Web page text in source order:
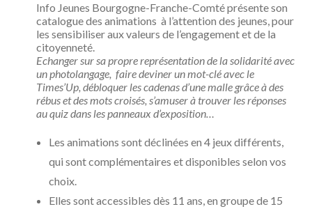
Info Jeunes Bourgogne-Franche-Comté présente son
catalogue des animations à l’attention des jeunes, pour
les sensibiliser aux valeurs de l’engagement et de la
citoyenneté.
Echanger sur sa propre représentation de la solidarité avec
un photolangage, faire deviner un mot-clé avec le
Times’Up, débloquer les cadenas d’une malle grâce à des
rébus et des mots croisés, s’amuser à trouver les réponses
au quiz dans les panneaux d’exposition…
Les animations sont déclinées en 4 jeux différents,
qui sont complémentaires et disponibles selon vos
choix.
Elles sont accessibles dès 11 ans, en groupe de 15